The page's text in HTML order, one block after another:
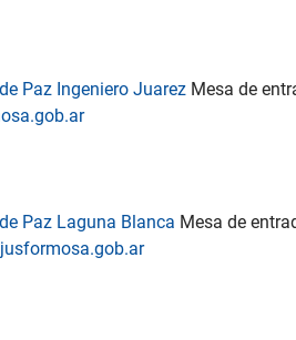
Paz Ingeniero Juarez Mesa de
Paz Laguna Blanca Mesa de